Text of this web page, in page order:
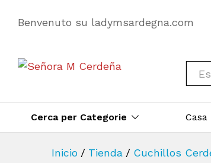
Benvenuto su ladymsardegna.com
All
Cerca per Categorie Casa
Inicio / Tienda / Cuchillos